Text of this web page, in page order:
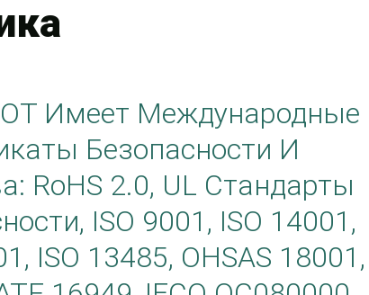
Имеет Международные
Безопасности И
RoHS 2.0, UL Стандарты
ISO 9001, ISO 14001,
ISO 13485, OHSAS